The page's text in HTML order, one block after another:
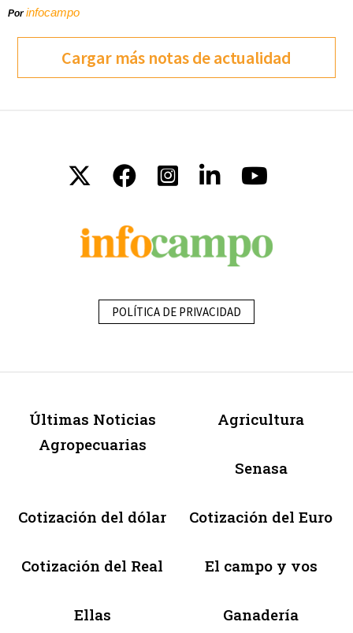
Porinfocampo
Cargar más notas de actualidad
POLÍTICA DE PRIVACIDAD
Últimas Noticias
Agropecuarias
Agricultura
Senasa
Cotización del dólar Cotización del Euro
Cotización del Real El campo y vos
Ellas Ganadería